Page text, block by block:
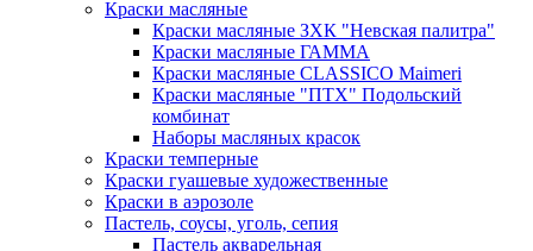
Краски масляные
Краски масляные ЗХК "Невская палитра"
Краски масляные ГАММА
Краски масляные CLASSICO Maimeri
Краски масляные "ПТХ" Подольский
комбинат
Наборы масляных красок
Краски темперные
Краски гуашевые художественные
Краски в аэрозоле
Пастель, соусы, уголь, сепия
Пастель акварельная